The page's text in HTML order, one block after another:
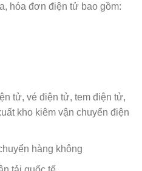
hóa đơn điện tử bao gồm:
tử, vé điện tử, tem điện tử,
kho kiêm vận chuyển điện
hàng không